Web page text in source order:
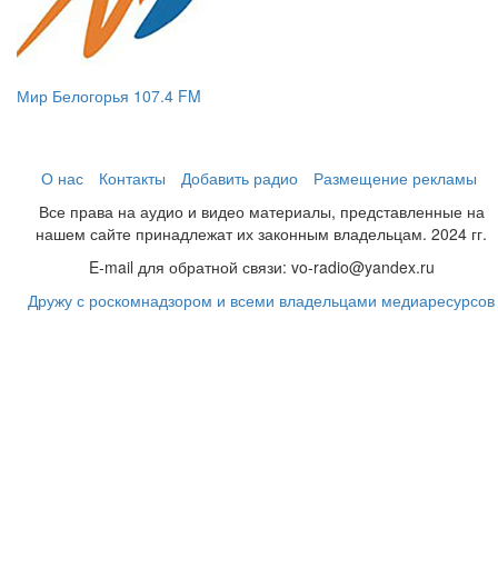
Мир Белогорья 107.4 FM
О нас Контакты Добавить радио
Размещение рекламы
Все права на аудио и видео материалы, представленные на
нашем сайте принадлежат их законным владельцам. 2024 гг.
E-mail для обратной связи: vo-radio@yandex.ru
Дружу с роскомнадзором и всеми владельцами медиаресурсов